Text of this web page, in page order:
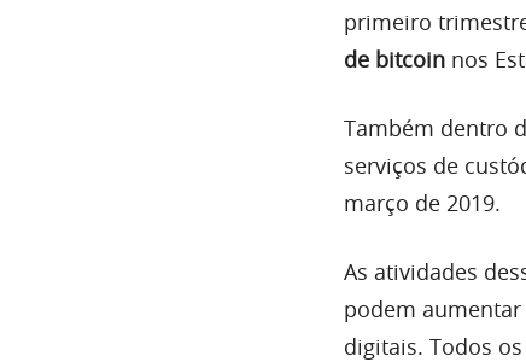
primeiro
de bitcoin nos
Também dentro
serviços de
março de 2019.
As atividades
podem
digitais. Todos